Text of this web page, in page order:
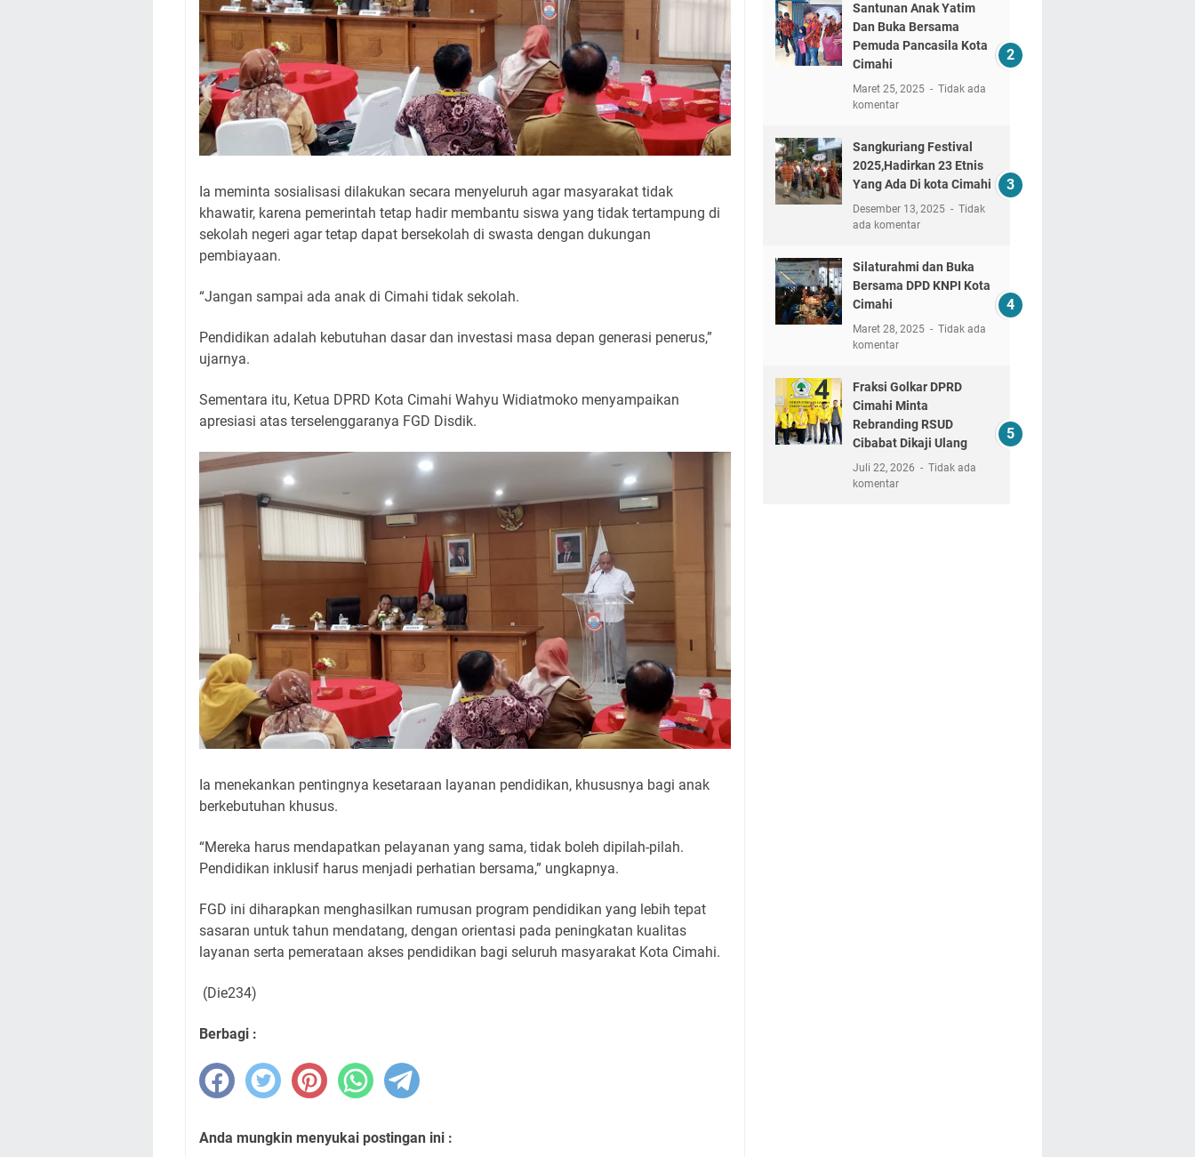
Ia meminta sosialisasi dilakukan secara menyeluruh agar masyarakat tidak
khawatir, karena pemerintah tetap hadir membantu siswa yang tidak tertampung di
sekolah negeri agar tetap dapat bersekolah di swasta dengan dukungan
pembiayaan.
“Jangan sampai ada anak di Cimahi tidak sekolah.
Pendidikan adalah kebutuhan dasar dan investasi masa depan generasi penerus,”
ujarnya.
Sementara itu, Ketua DPRD Kota Cimahi Wahyu Widiatmoko menyampaikan
apresiasi atas terselenggaranya FGD Disdik.
Ia menekankan pentingnya kesetaraan layanan pendidikan, khususnya bagi anak
berkebutuhan khusus.
“Mereka harus mendapatkan pelayanan yang sama, tidak boleh dipilah-pilah.
Pendidikan inklusif harus menjadi perhatian bersama,” ungkapnya.
FGD ini diharapkan menghasilkan rumusan program pendidikan yang lebih tepat
sasaran untuk tahun mendatang, dengan orientasi pada peningkatan kualitas
layanan serta pemerataan akses pendidikan bagi seluruh masyarakat Kota Cimahi.
(Die234)
Berbagi :
Anda mungkin menyukai postingan ini :
Santunan Anak Yatim
Dan Buka Bersama
Pemuda Pancasila Kota
Cimahi
Maret 25, 2025
Tidak ada
komentar
Sangkuriang Festival
2025,Hadirkan 23 Etnis
Yang Ada Di kota Cimahi
Desember 13, 2025
Tidak
ada komentar
Silaturahmi dan Buka
Bersama DPD KNPI Kota
Cimahi
Maret 28, 2025
Tidak ada
komentar
Fraksi Golkar DPRD
Cimahi Minta
Rebranding RSUD
Cibabat Dikaji Ulang
Juli 22, 2026
Tidak ada
komentar